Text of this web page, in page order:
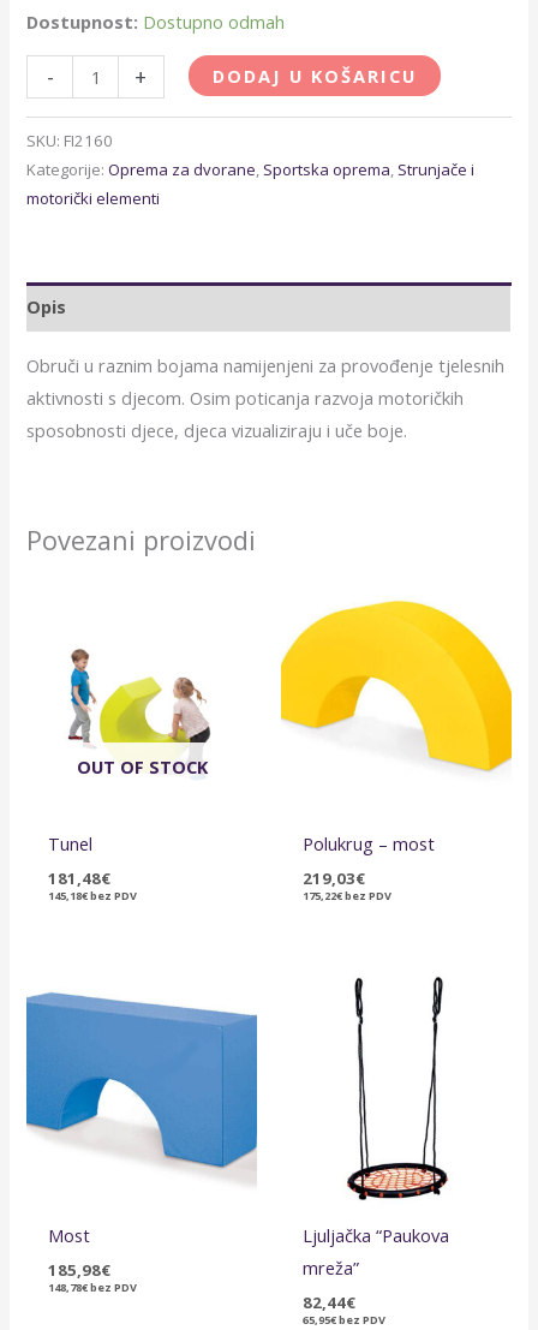
Dostupnost: Dostupno odmah
- + DODAJ U KOŠARICU
SKU: FI2160
Kategorije:Oprema za dvorane Sportska oprema Strunjače i
motorički elementi
Opis
Obruči u raznim bojama namijenjeni za provođenje tjelesnih
aktivnosti s djecom. Osim poticanja razvoja motoričkih
sposobnosti djece, djeca vizualiziraju i uče boje.
Povezani proizvodi
OUT OF STOCK
Tunel
181,48€
145,18€bez PDV
Polukrug – most
219,03€
175,22€bez PDV
Most
185,98€
148,78€bez PDV
Ljuljačka “Paukova
mreža”
82,44€
65,95€bez PDV